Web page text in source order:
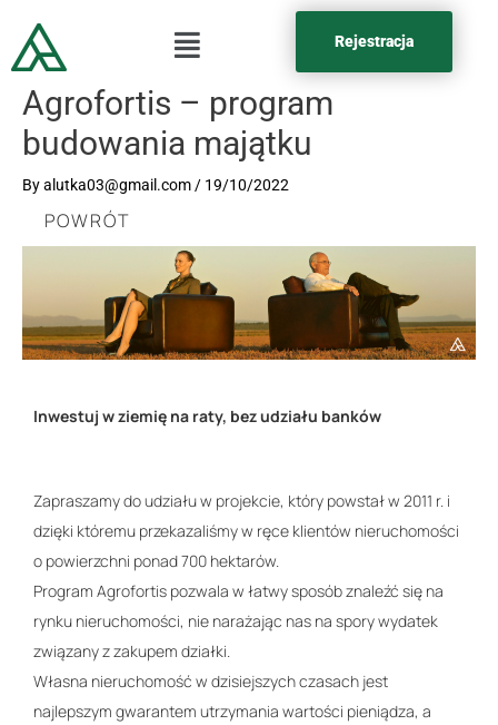
Rejestracja
Agrofortis – program
budowania majątku
Byalutka03@gmail.com / 19/10/2022
POWRÓT
Inwestuj w ziemię na raty, bez udziału banków
Zapraszamy do udziału w projekcie, który powstał w 2011 r. i
dzięki któremu przekazaliśmy w ręce klientów nieruchomości
o powierzchni ponad 700 hektarów.
Program Agrofortis pozwala w łatwy sposób znaleźć się na
rynku nieruchomości, nie narażając nas na spory wydatek
związany z zakupem działki.
Własna nieruchomość w dzisiejszych czasach jest
najlepszym gwarantem utrzymania wartości pieniądza, a